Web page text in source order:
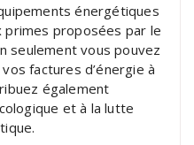
énergétiques
primes proposées par le
seulement vous pouvez
factures d’énergie à
également
et à la lutte